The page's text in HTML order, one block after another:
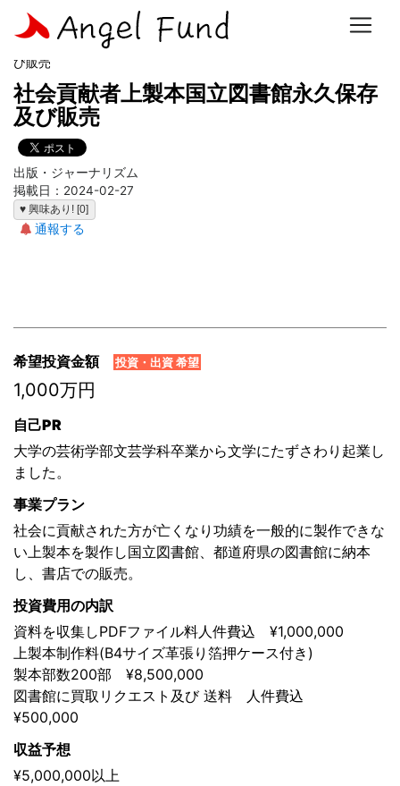
事業計画一覧
> 社会貢献者上製本国立図書館永久保存及
び販売
社会貢献者上製本国立図書館永久保存
及び販売
出版・ジャーナリズム
掲載日：2024-02-27
♥ 興味あり! [0]
通報する
希望投資金額 投資・出資 希望
1,000万円
自己PR
大学の芸術学部文芸学科卒業から文学にたずさわり起業し
ました。
事業プラン
社会に貢献された方が亡くなり功績を一般的に製作できな
い上製本を製作し国立図書館、都道府県の図書館に納本
し、書店での販売。
投資費用の内訳
資料を収集しPDFファイル料人件費込 ¥1,000,000
上製本制作料(B4サイズ革張り箔押ケース付き)
製本部数200部 ¥8,500,000
図書館に買取リクエスト及び 送料 人件費込
¥500,000
収益予想
¥5,000,000以上